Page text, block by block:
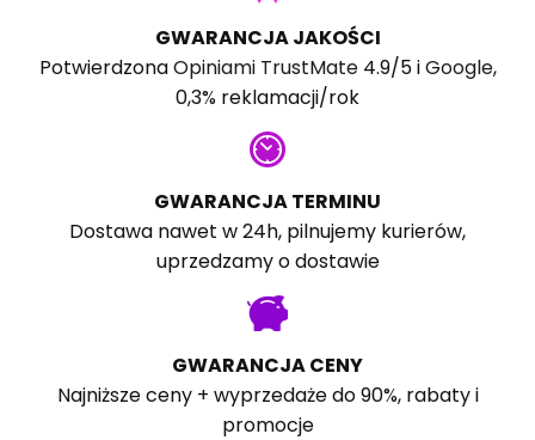
GWARANCJA JAKOŚCI
PotwierdzonaOpiniami TrustMate4.9/5 iGoogle,
0,3% reklamacji/rok
GWARANCJA TERMINU
Dostawa nawet w 24h, pilnujemy kurierów,
uprzedzamy o dostawie
GWARANCJA CENY
Najniższe ceny + wyprzedaże do 90%, rabaty i
promocje